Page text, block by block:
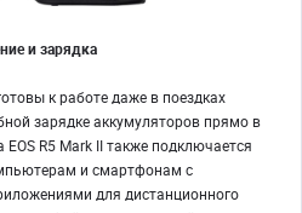
и зарядка
к работе даже в поездках
зарядке аккумуляторов прямо в
R5 Mark II также подключается
и смартфонам с
для дистанционного